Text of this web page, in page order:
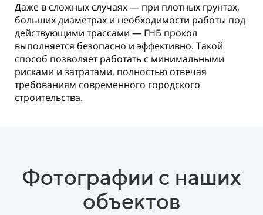
Даже в сложных случаях — при плотных грунтах,
больших диаметрах и необходимости работы под
действующими трассами — ГНБ прокол
выполняется безопасно и эффективно. Такой
способ позволяет работать с минимальными
рисками и затратами, полностью отвечая
требованиям современного городского
строительства.
Фотографии с наших
объектов